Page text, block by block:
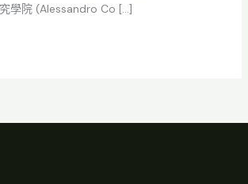
學院 (Alessandro Co […]